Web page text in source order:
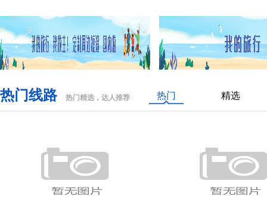
热门线路 热门精选，达人推荐 热门 精选